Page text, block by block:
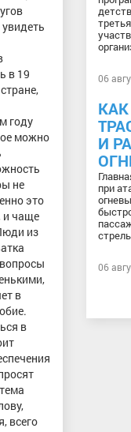
в 19
году
можно
не
это
и чаще
из
в
в
всего
06
И
при
06